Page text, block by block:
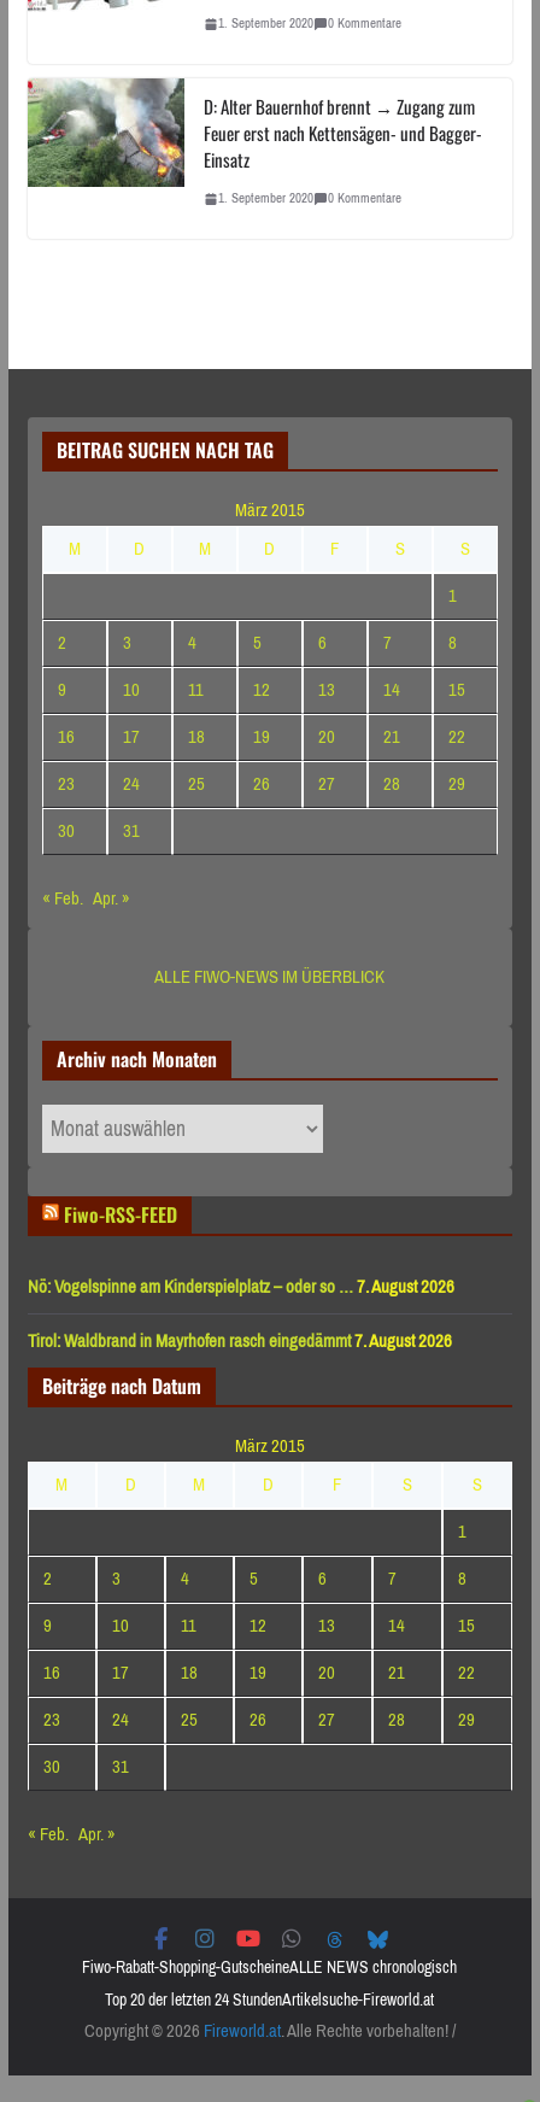
1. September 2020 0 Kommentare
D: Alter Bauernhof brennt → Zugang zum
Feuer erst nach Kettensägen- und Bagger-
Einsatz
1. September 2020 0 Kommentare
BEITRAG SUCHEN NACH TAG
März 2015
M
D M D F S
S
1
2
3 4 5 6 7
8
9
10 11 12 13 14
15
16
17 18 19 20 21
22
23
24 25 26 27 28
29
30
31
« Feb. Apr. »
ALLE FIWO-NEWS IM ÜBERBLICK
Archiv nach Monaten
Archiv
nach
Fiwo-RSS-FEED
Nö: Vogelspinne am Kinderspielplatz – oder so …7. August 2026
Tirol: Waldbrand in Mayrhofen rasch eingedämmt7. August 2026
Beiträge nach Datum
März 2015
M
D M D F S
S
1
2
3 4 5 6 7
8
9
10 11 12 13 14
15
16
17 18 19 20 21
22
23
24 25 26 27 28
29
30
31
« Feb. Apr. »
Fiwo-Rabatt-Shopping-GutscheineALLE NEWS chronologisch
Top 20 der letzten 24 StundenArtikelsuche-Fireworld.at
Copyright © 2026Fireworld.at. Alle Rechte vorbehalten! /